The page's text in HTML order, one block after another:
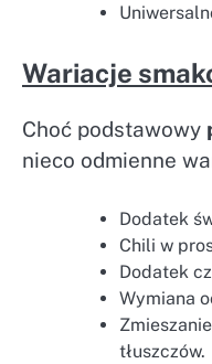
Wariacje
Choć podstawowy
nieco odmienne
Dodatek
Chili w
Dodatek
Wymiana
tłuszczów.